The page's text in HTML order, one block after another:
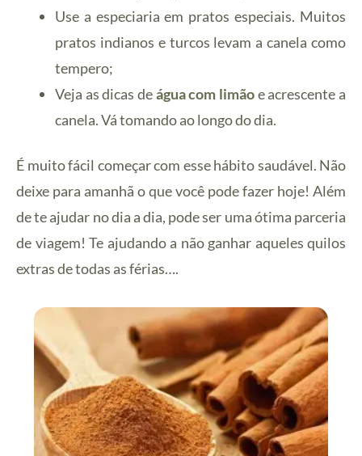
Use a especiaria em pratos especiais. Muitos
pratos indianos e turcos levam a canela como
tempero;
Veja as dicas deágua com limãoe acrescente a
canela. Vá tomando ao longo do dia.
É muito fácil começar com esse hábito saudável. Não
deixe para amanhã o que você pode fazer hoje! Além
de te ajudar no dia a dia, pode ser uma ótima parceria
de viagem! Te ajudando a não ganhar aqueles quilos
extras de todas as férias….